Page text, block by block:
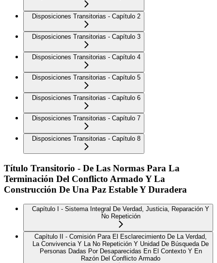
Disposiciones Transitorias - Capítulo 2
Disposiciones Transitorias - Capítulo 3
Disposiciones Transitorias - Capítulo 4
Disposiciones Transitorias - Capítulo 5
Disposiciones Transitorias - Capítulo 6
Disposiciones Transitorias - Capítulo 7
Disposiciones Transitorias - Capítulo 8
Título Transitorio - De Las Normas Para La
Terminación Del Conflicto Armado Y La
Construcción De Una Paz Estable Y Duradera
Capítulo I - Sistema Integral De Verdad, Justicia, Reparación Y
No Repetición
Capítulo II - Comisión Para El Esclarecimiento De La Verdad,
La Convivencia Y La No Repetición Y Unidad De Búsqueda De
Personas Dadas Por Desaparecidas En El Contexto Y En
Razón Del Conflicto Armado